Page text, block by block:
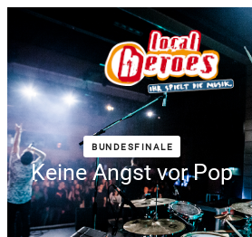
BUNDESFINALE
Keine Angst vor Pop